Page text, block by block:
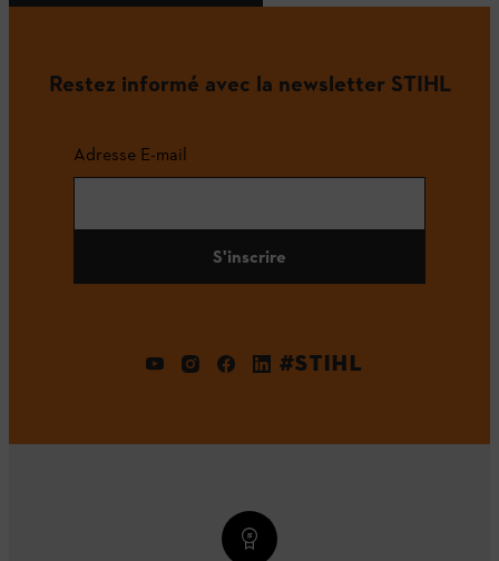
Restez informé avec la newsletter STIHL
Adresse E-mail
S'inscrire
#STIHL